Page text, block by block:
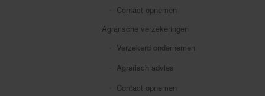
Contact opnemen
Agrarische verzekeringen
Verzekerd ondernemen
Agrarisch advies
Contact opnemen